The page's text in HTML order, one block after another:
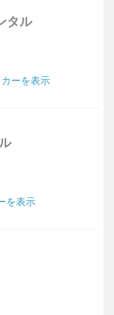
タル
ーを表示
を表示